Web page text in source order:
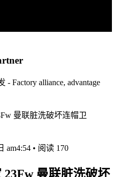
Factory alliance, advantage
am4:54 • 阅读 170
23Fw 曼联脏洗破坏